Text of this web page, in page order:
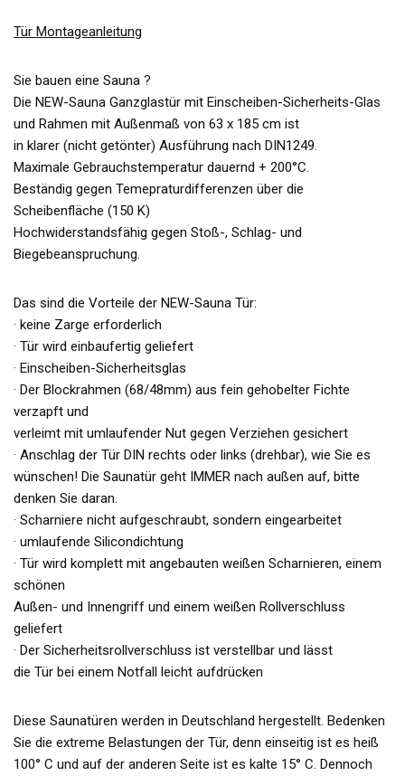
Tür Montageanleitung
Sie bauen eine Sauna ?
Die NEW-Sauna Ganzglastür mit Einscheiben-Sicherheits-Glas
und Rahmen mit Außenmaß von 63 x 185 cm ist
in klarer (nicht getönter) Ausführung nach DIN1249.
Maximale Gebrauchstemperatur dauernd + 200°C.
Beständig gegen Temepraturdifferenzen über die
Scheibenfläche (150 K)
Hochwiderstandsfähig gegen Stoß-, Schlag- und
Biegebeanspruchung.
Das sind die Vorteile der NEW-Sauna Tür:
· keine Zarge erforderlich
· Tür wird einbaufertig geliefert
· Einscheiben-Sicherheitsglas
· Der Blockrahmen (68/48mm) aus fein gehobelter Fichte
verzapft und
verleimt mit umlaufender Nut gegen Verziehen gesichert
· Anschlag der Tür DIN rechts oder links (drehbar), wie Sie es
wünschen! Die Saunatür geht IMMER nach außen auf, bitte
denken Sie daran.
· Scharniere nicht aufgeschraubt, sondern eingearbeitet
· umlaufende Silicondichtung
· Tür wird komplett mit angebauten weißen Scharnieren, einem
schönen
Außen- und Innengriff und einem weißen Rollverschluss
geliefert
· Der Sicherheitsrollverschluss ist verstellbar und lässt
die Tür bei einem Notfall leicht aufdrücken
Diese Saunatüren werden in Deutschland hergestellt. Bedenken
Sie die extreme Belastungen der Tür, denn einseitig ist es heiß
100° C und auf der anderen Seite ist es kalte 15° C. Dennoch